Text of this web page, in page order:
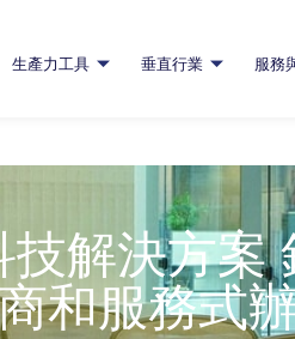
生產力工具 垂直行業 服務
解決方案
和服務式